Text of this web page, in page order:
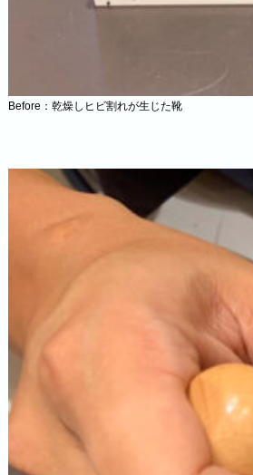
Before：乾燥しヒビ割れが生じた靴